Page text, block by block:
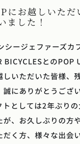
にお越しいただ
ました！
ージェファーズカ
BICYCLESとのPOP
しいただいた皆様、
誠にありがとうござ
トとしては2年ぶり
が、お久しぶりの方
だく方、様々な出会